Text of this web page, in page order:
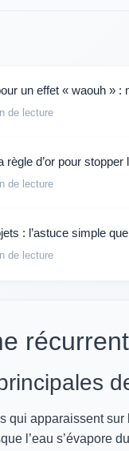
un effet « waouh »
de lecture
règle d’or pour
de lecture
: l’astuce simple
de lecture
qui apparaissent
l’eau s’évapore